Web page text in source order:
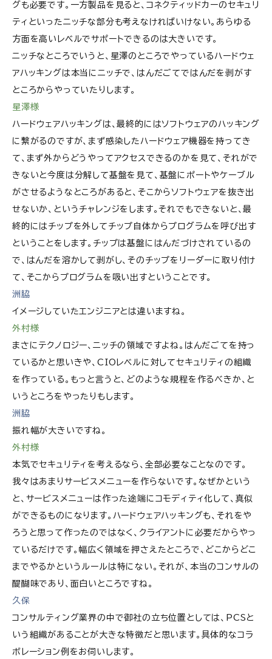
グも必要です。一方製品を見ると、コネクティッドカーのセキュリ
ティといったニッチな部分も考えなければいけない。あらゆる
方面を高いレベルでサポートできるのは大きいです。
ニッチなところでいうと、星澤のところでやっているハードウェ
アハッキングは本当にニッチで、はんだごてではんだを剥がす
ところからやっていたりします。
星澤様
ハードウェアハッキングは、最終的にはソフトウェアのハッキング
に繋がるのですが、まず感染したハードウェア機器を持ってき
て、まず外からどうやってアクセスできるのかを見て、それがで
きないと今度は分解して基盤を見て、基盤にポートやケーブル
がさせるようなところがあると、そこからソフトウェアを抜き出
せないか、というチャレンジをします。それでもできないと、最
終的にはチップを外してチップ自体からプログラムを呼び出す
ということをします。チップは基盤にはんだづけされているの
で、はんだを溶かして剥がし、そのチップをリーダーに取り付け
て、そこからプログラムを吸い出すということです。
洲脇
イメージしていたエンジニアとは違いますね。
外村様
まさにテクノロジー、ニッチの領域ですよね。はんだごてを持っ
ているかと思いきや、CIOレベルに対してセキュリティの組織
を作っている。もっと言うと、どのような規程を作るべきか、と
いうところをやったりもします。
洲脇
振れ幅が大きいですね。
外村様
本気でセキュリティを考えるなら、全部必要なことなのです。
我々はあまりサービスメニューを作らないです。なぜかという
と、サービスメニューは作った途端にコモディティ化して、真似
ができるものになります。ハードウェアハッキングも、それをや
ろうと思って作ったのではなく、クライアントに必要だからやっ
ているだけです。幅広く領域を押さえたところで、どこからどこ
までやるかというルールは特にない。それが、本当のコンサルの
醍醐味であり、面白いところですね。
久保
コンサルティング業界の中で御社の立ち位置としては、PCSと
いう組織があることが大きな特徴だと思います。具体的なコラ
ボレーション例をお伺いします。